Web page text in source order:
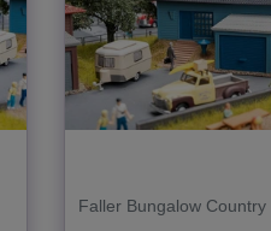
Faller Bungalow Country